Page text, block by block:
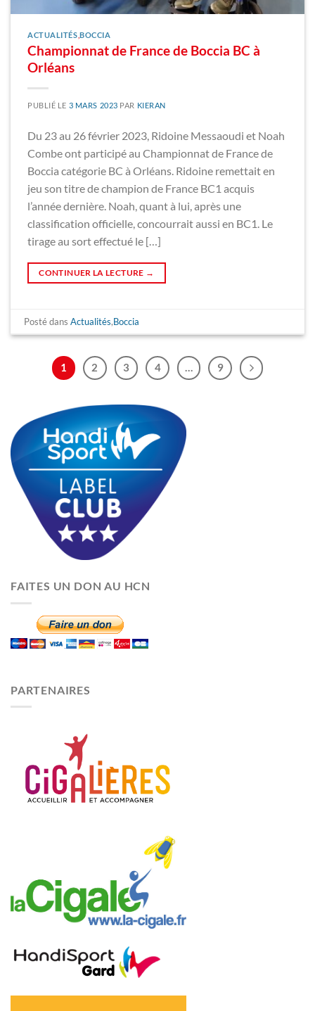
ACTUALITÉS ,BOCCIA
Championnat de France de Boccia BC à
Orléans
PUBLIÉ LE 3 MARS 2023 PAR KIERAN
Du 23 au 26 février 2023, Ridoine Messaoudi et Noah
Combe ont participé au Championnat de France de
Boccia catégorie BC à Orléans. Ridoine remettait en
jeu son titre de champion de France BC1 acquis
l’année dernière. Noah, quant à lui, après une
classification officielle, concourrait aussi en BC1. Le
tirage au sort effectué le […]
CONTINUER LA LECTURE →
Posté dansActualités,Boccia
1 2 3 4 … 9
FAITES UN DON AU HCN
PARTENAIRES